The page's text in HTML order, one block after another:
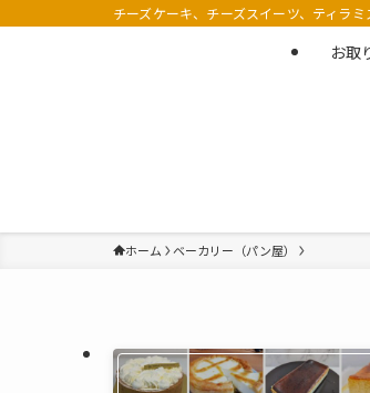
チーズケーキ、チーズスイーツ、ティラ
お取
ホーム ベーカリー（パン屋）